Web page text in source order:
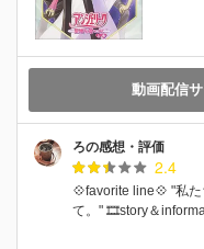
動画配信
ろの感想・評価
2.4
💠favorite line💠 "私
て。" 🎞️story＆